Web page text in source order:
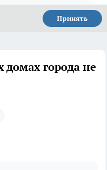
Принять
домах города не